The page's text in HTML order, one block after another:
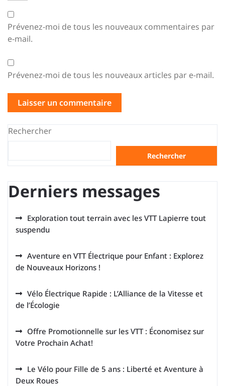
Prévenez-moi de tous les nouveaux commentaires par
e-mail.
Prévenez-moi de tous les nouveaux articles par e-mail.
Rechercher
Rechercher
Derniers messages
Exploration tout terrain avec les VTT Lapierre tout
suspendu
Aventure en VTT Électrique pour Enfant : Explorez
de Nouveaux Horizons !
Vélo Électrique Rapide : L’Alliance de la Vitesse et
de l’Écologie
Offre Promotionnelle sur les VTT : Économisez sur
Votre Prochain Achat!
Le Vélo pour Fille de 5 ans : Liberté et Aventure à
Deux Roues